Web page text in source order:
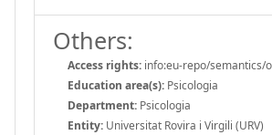
Others:
Access rights: info:eu-repo/semantics/
Education area(s): Psicologia
Department: Psicologia
Entity: Universitat Rovira i Virgili (URV)